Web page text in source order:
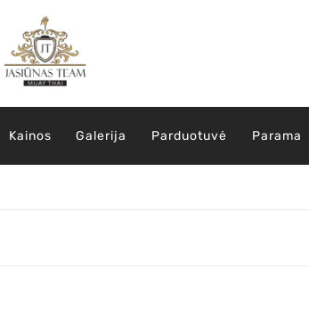
Kainos Galerija Parduotuvė Parama